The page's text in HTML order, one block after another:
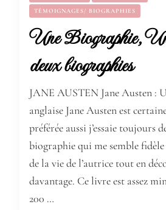
TÉMOIGNAGES/ BIOGRAPHIES
Une Biographie,
deux biographies
JANE AUSTEN Jane Austen :
anglaise Jane Austen est
préférée aussi j’essaie toujours
biographie qui me semble fidèle
de la vie de l’autrice tout en
davantage. Ce livre est assez
200 …